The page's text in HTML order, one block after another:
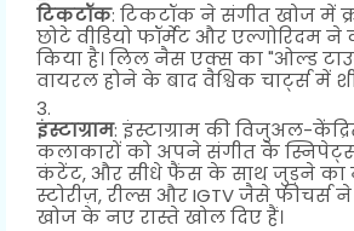
टिकटॉक: टिकटॉक ने संगीत खोज में
छोटे वीडियो फॉर्मेट और एल्गोरिदम
किया है। लिल नैस एक्स का "ओल्ड
वायरल होने के बाद वैश्विक चार्ट्स में
इंस्टाग्राम: इंस्टाग्राम की विजुअल-
कलाकारों को अपने संगीत के
कंटेंट, और सीधे फैंस के साथ जुड़ने का
स्टोरीज़, रील्स और IGTV जैसे फीचर्स
खोज के नए रास्ते खोल दिए हैं।